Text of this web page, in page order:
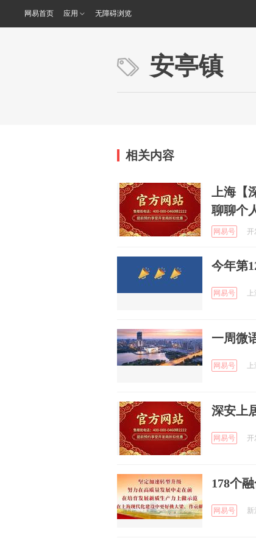
网易首页 应用 无障碍浏览
安亭镇
相关内容
上海【
聊聊个
网易号 开
今年第
网易号
一周微
网易号
深安上
网易号 开
178个
网易号